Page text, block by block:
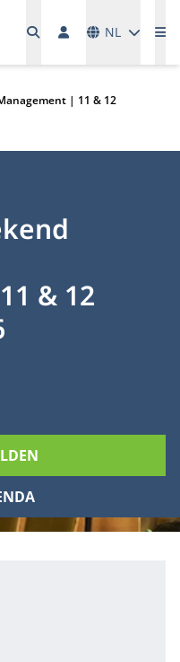
NL
| 11 & 12
& 12